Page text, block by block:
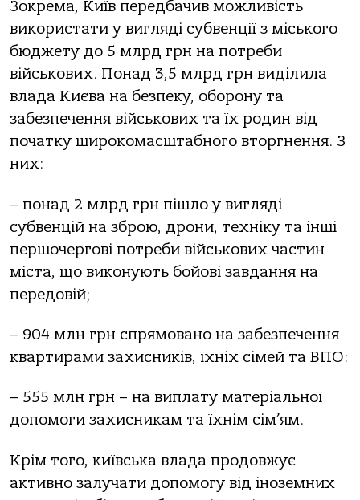
Зокрема, Київ передбачив можливість
використати у вигляді субвенції з міського
бюджету до 5 млрд грн на потреби
військових. Понад 3,5 млрд грн виділила
влада Києва на безпеку, оборону та
забезпечення військових та їх родин від
початку широкомасштабного вторгнення. З
них:
– понад 2 млрд грн пішло у вигляді
субвенцій на зброю, дрони, техніку та інші
першочергові потреби військових частин
міста, що виконують бойові завдання на
передовій;
– 904 млн грн спрямовано на забезпечення
квартирами захисників, їхніх сімей та ВПО:
– 555 млн грн – на виплату матеріальної
допомоги захисникам та їхнім сім’ям.
Крім того, київська влада продовжує
активно залучати допомогу від іноземних